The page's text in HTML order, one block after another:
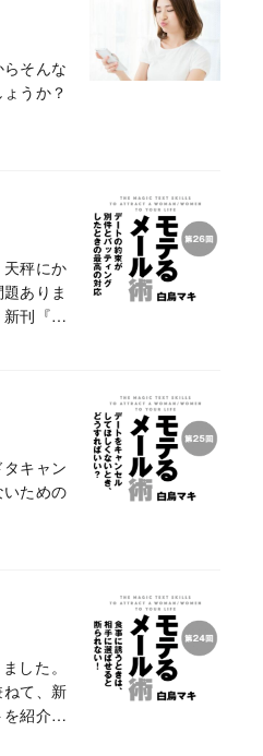
そんな
うか？
秤にか
ありま
刊『モ
キャン
ための
した。
て、新
紹介し